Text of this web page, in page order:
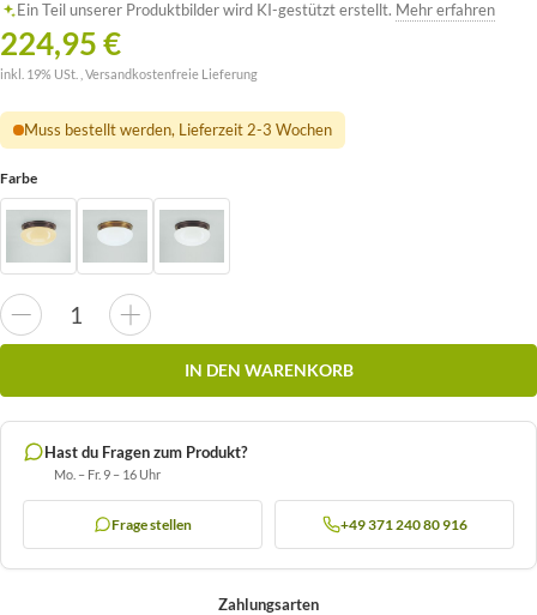
Ein Teil unserer Produktbilder wird KI-gestützt erstellt. Mehr erfahren
224,95 €
inkl. 19% USt. , Versandkostenfreie Lieferung
Muss bestellt werden, Lieferzeit 2-3 Wochen
Farbe
IN DEN WARENKORB
Hast du Fragen zum Produkt?
Mo. – Fr. 9 – 16 Uhr
Frage stellen +49 371 240 80 916
Zahlungsarten